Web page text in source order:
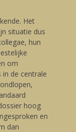
Het
situatie dus
hun
om
de centrale
hoog
en
dan